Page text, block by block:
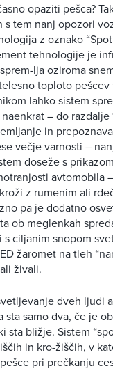
opaziti pešca?
s tem nanj opozori
z oznako
tehnologije je
lja oziroma
toploto
lahko sistem
– do razdalje
in
večje varnosti –
doseže s
avtomobila
z rumenim ali
pa je dodatno
ob meglenkah
s ciljanim snopom
žaromet na tleh
živali.
dveh ljudi
sta samo dva, če je
sta bližje. Sistem
in kro-žiščih, v
pri prečkanju